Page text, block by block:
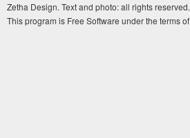
Zetha Design. Text and photo: all rights reserved.
This program is Free Software under the terms of